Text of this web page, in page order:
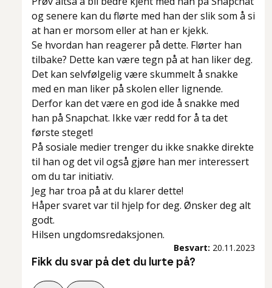
og senere kan du flørte med han der slik som å si
at han er morsom eller at han er kjekk.
Se hvordan han reagerer på dette. Flørter han
tilbake? Dette kan være tegn på at han liker deg.
Det kan selvfølgelig være skummelt å snakke
med en man liker på skolen eller lignende.
Derfor kan det være en god ide å snakke med
han på Snapchat. Ikke vær redd for å ta det
første steget!
På sosiale medier trenger du ikke snakke direkte
til han og det vil også gjøre han mer interessert
om du tar initiativ.
Jeg har troa på at du klarer dette!
Håper svaret var til hjelp for deg. Ønsker deg alt
godt.
Hilsen ungdomsredaksjonen.
Besvart: 20.11.2023
Fikk du svar på det du lurte på?